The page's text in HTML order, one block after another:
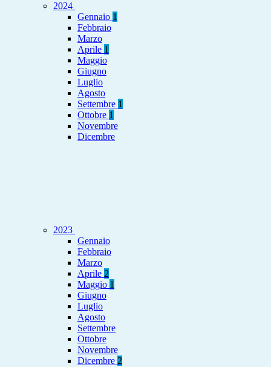
2024
Gennaio 1
Febbraio
Marzo
Aprile 1
Maggio
Giugno
Luglio
Agosto
Settembre 1
Ottobre 1
Novembre
Dicembre
2023
Gennaio
Febbraio
Marzo
Aprile 2
Maggio 1
Giugno
Luglio
Agosto
Settembre
Ottobre
Novembre
Dicembre 2